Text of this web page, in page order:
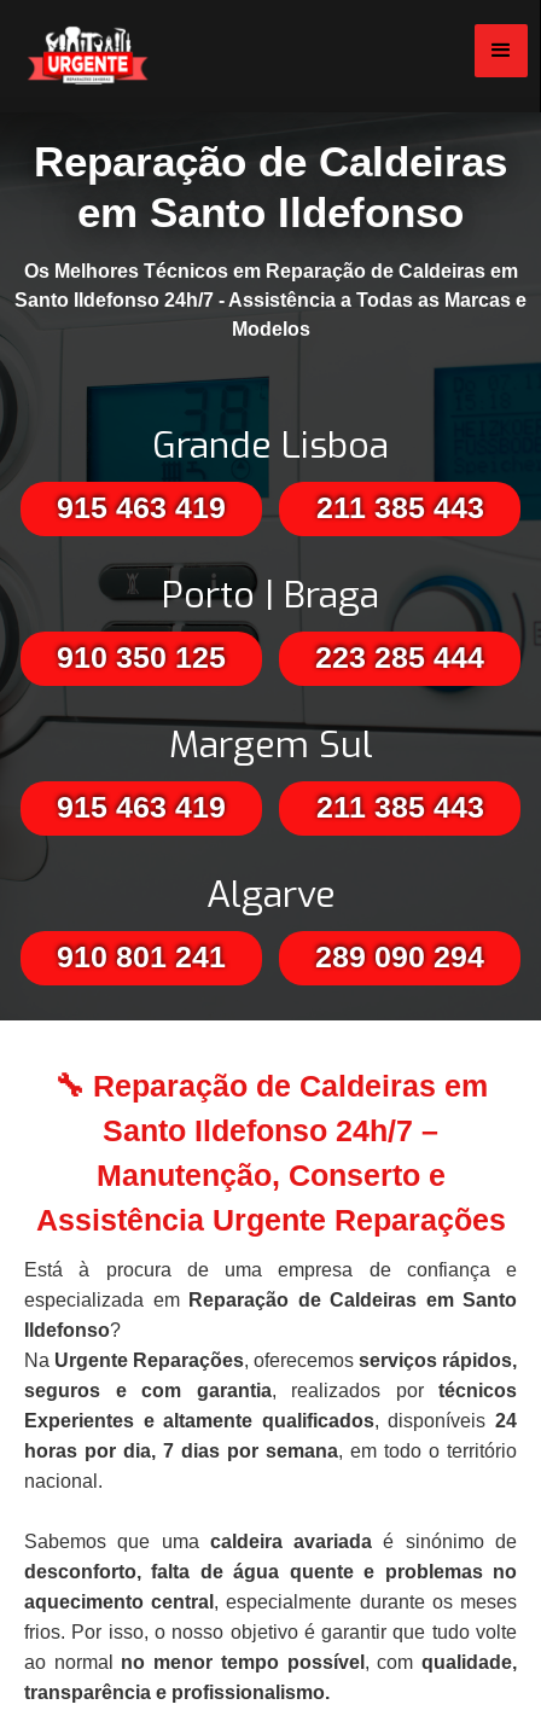
Reparação de Caldeiras
em Santo Ildefonso
Os Melhores Técnicos em Reparação de Caldeiras em
Santo Ildefonso 24h/7 - Assistência a Todas as Marcas e
Modelos
Grande Lisboa
915 463 419 211 385 443
Porto | Braga
910 350 125 223 285 444
Margem Sul
915 463 419 211 385 443
Algarve
910 801 241 289 090 294
🔧 Reparação de Caldeiras em
Santo Ildefonso 24h/7 –
Manutenção, Conserto e
Assistência Urgente Reparações
Está à procura de uma empresa de confiança e
especializada em Reparação de Caldeiras em Santo
Ildefonso?
Na Urgente Reparações, oferecemos serviços rápidos,
seguros e com garantia, realizados por técnicos
Experientes e altamente qualificados, disponíveis24
horas por dia, 7 dias por semana, em todo o território
nacional.
Sabemos que uma caldeira avariada é sinónimo de
desconforto, falta de água quente e problemas no
aquecimento central , especialmente durante os meses
frios. Por isso, o nosso objetivo é garantir que tudo volte
ao normal no menor tempo possível , comqualidade,
transparência e profissionalismo.